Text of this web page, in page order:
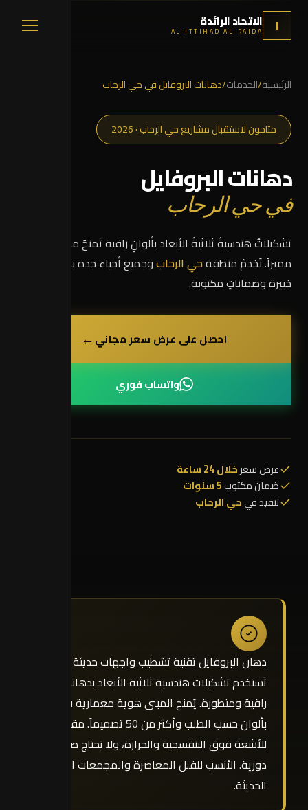
ا الاتحاد الرائدة
AL-ITTIHAD AL-RAIDA
الرئيسية/الخدمات/دهانات البروفايل في حي الرحاب
متاحون لاستقبال مشاريع حي الرحاب · 2026
دهانات البروفايل
في حي الرحاب
تشكيلاتٌ هندسيةٌ ثلاثيةُ الأبعاد بألوانٍ راقية تَمنحُ مبناك حضوراً
مميزاً. نَخدمُ منطقةحي الرحابوجميع أحياء جدة بأيدٍ سعوديةٍ
خبيرة وضماناتٍ مكتوبة.
احصل على عرض سعر مجاني←
واتساب فوري
عرض سعرخلال 24 ساعة
ضمان مكتوب5 سنوات
تنفيذ فيحي الرحاب
دهان البروفايل تقنية تشطيب واجهات حديثة
تَستخدم تشكيلات هندسية ثلاثية الأبعاد بدهانات
راقية ومتطورة. يَمنح المبنى هوية معمارية فريدة
بألوان حسب الطلب وأكثر من 50 تصميماً. مقاوم
للأشعة فوق البنفسجية والحرارة، ولا يَحتاج صيانة
دورية. الأنسب للفلل المعاصرة والمجمعات السكنية
الحديثة.